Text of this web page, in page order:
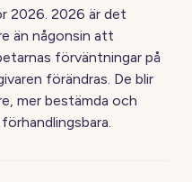
2026. 2026 är det
än någonsin att
förväntningar på
förändras. De blir
mer bestämda och